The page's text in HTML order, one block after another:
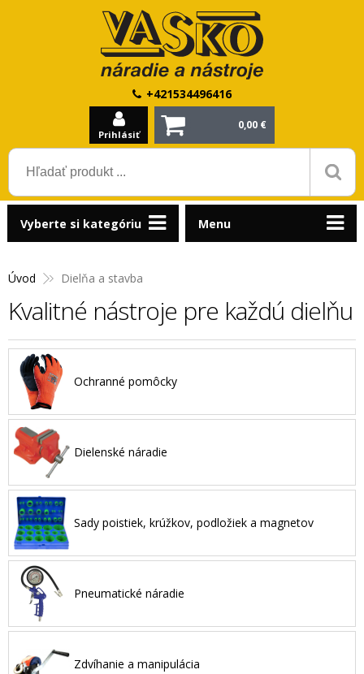
+421534496416
Prihlásiť
0,00 €
Úvod Dielňa a stavba
Kvalitné nástroje pre každú dielňu
Ochranné pomôcky
Dielenské náradie
Sady poistiek, krúžkov, podložiek a magnetov
Pneumatické náradie
Zdvíhanie a manipulácia
Vyberte si kategóriu Menu